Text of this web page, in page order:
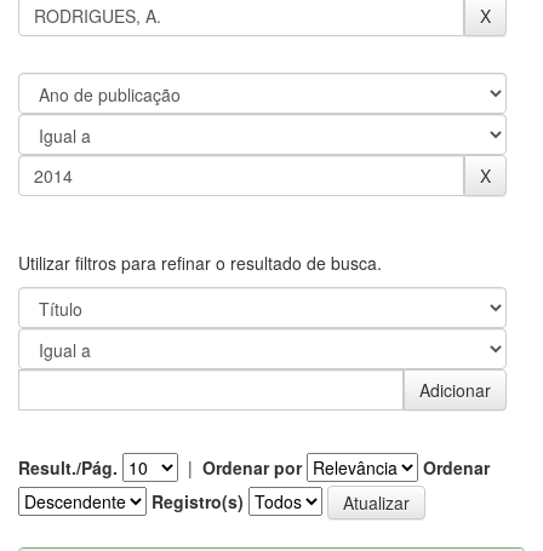
Utilizar filtros para refinar o resultado de busca.
Result./Pág. | Ordenar por
Ordenar
Registro(s)